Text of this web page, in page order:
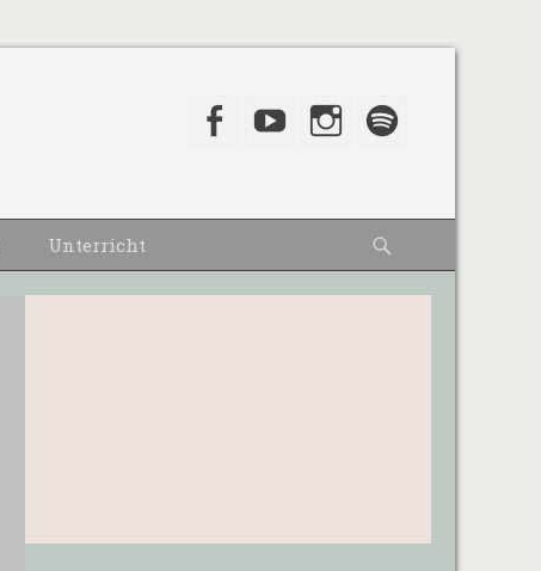
Facebook
YouTubeInstagram
Unterricht